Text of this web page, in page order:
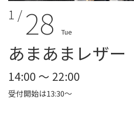
1 / 28 Tue
あまあまレザー
14:00 ～ 22:00
受付開始は13:30～